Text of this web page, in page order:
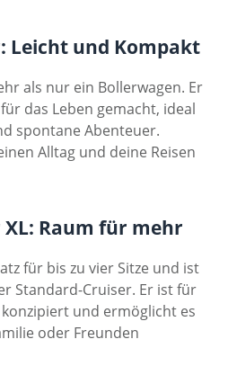
Leicht und Kompakt
als nur ein Bollerwagen. Er
das Leben gemacht, ideal
spontane Abenteuer.
Alltag und deine Reisen
XL: Raum für mehr
für bis zu vier Sitze und ist
Standard-Cruiser. Er ist für
und ermöglicht es
oder Freunden